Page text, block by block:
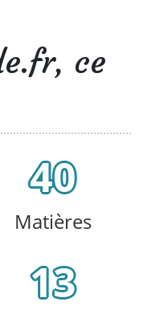
ce
40
Matières
13